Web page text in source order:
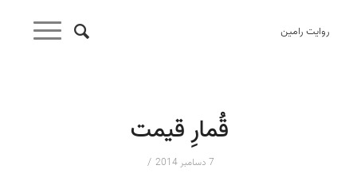
روایت رامین
قُمارِ قیمت
7 دسامبر 2014 /